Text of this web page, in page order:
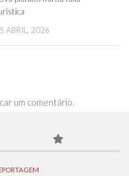
ABRIL, 2026
um comentário.